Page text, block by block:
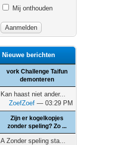
Mij onthouden
Nieuwe berichten
vork Challenge Taifun
demonteren
Kan haast niet ander...
ZoefZoef — 03:29 PM
Zijn er kogelkopjes
zonder speling? Zo ...
A Zonder speling sta...